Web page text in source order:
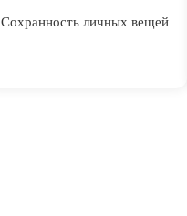
Сохранность личных вещей